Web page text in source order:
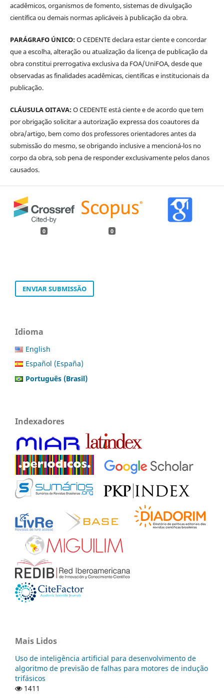
acadêmicos, organismos de fomento, sistemas de divulgação
científica ou demais normas aplicáveis à publicação da obra.
PARÁGRAFO ÚNICO:O CEDENTE declara estar ciente e concordar
que a escolha, alteração ou atualização da licença de publicação da
obra constitui prerrogativa exclusiva da FOA/UniFOA, desde que
observadas as finalidades acadêmicas, científicas e institucionais da
publicação.
CLÁUSULA OITAVA:O CEDENTE está ciente e de acordo que tem
por obrigação solicitar a autorização expressa dos coautores da
obra/artigo, bem como dos professores orientadores antes da
submissão do mesmo, se obrigando inclusive a mencioná-los no
corpo da obra, sob pena de responder exclusivamente pelos danos
causados.
0 0
ENVIAR SUBMISSÃO
Idioma
English
Español (España)
Português (Brasil)
Indexadores
Mais Lidos
Uso de inteligência artificial para desenvolvimento de
algoritmo de previsão de falhas para motores de indução
trifásicos
1411